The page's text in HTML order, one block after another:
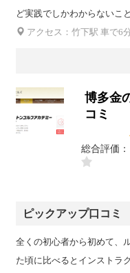
ど実践でしかわからないこ
アクセス：竹下駅 車で6
博多金
コミ
総合評価：
ピックアップ口コミ
全くの初心者から初めて、
た頃に比べるとインストラ